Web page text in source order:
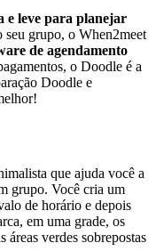
e leve para planejar
seu grupo, o When2meet
de agendamento
o Doodle é a
Doodle e
que ajuda você a
grupo. Você cria um
de horário e depois
em uma grade, os
áreas verdes sobrepostas